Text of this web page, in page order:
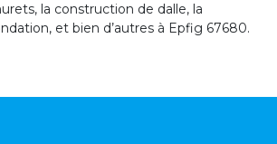
la construction de dalle, la
et bien d’autres à Epfig 67680.